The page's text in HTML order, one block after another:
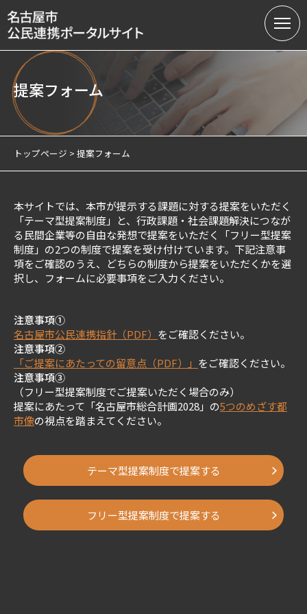
名古屋市の公民連携
提案募集中の課題（テーマ型）
提案受付（テーマ型・フリー型）
連携実績
会員制度
サテライトオフィスについて
提案フォーム
トップページ 提案フォーム
本サイトでは、本市が提示する課題に対する提案をいただく
「テーマ型提案制度」と、行政課題・社会課題解決につなが
る民間企業等の自由な発想で提案をいただく「フリー型提案
制度」の2つの制度で提案を受け付けています。下記注意事
項をご確認のうえ、どちらの制度から提案をいただくかを選
択し、フォームに必要事項をご入力ください。
注意事項①
名古屋市公民連携指針（PDF） をご確認ください。
注意事項②
「ご提案にあたっての留意点（PDF）」 をご確認ください。
注意事項③
（フリー型提案制度でご提案いただく場合のみ）
提案にあたって「名古屋市総合計画2028」の5つのめざす都
市像の視点を踏まえてください。
テーマ型提案制度で提案する
フリー型提案制度で提案する